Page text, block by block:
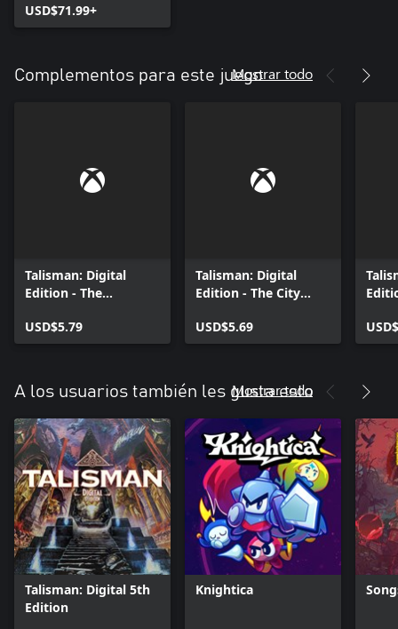
USD$71.99+
Complementos para este juegoMostrar todo
Talisman: Digital
Edition - The
USD$5.79
Talisman: Digital
Edition - The City
USD$5.69
A los usuarios también les gusta esto
Mostrar todo
Talisman: Digital 5th
Edition
Knightica